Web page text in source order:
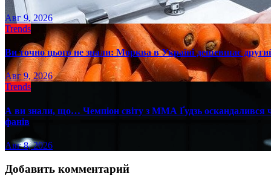
Авг 9, 2026
Trends
Ви точно цього не знали: Морква в Україні дешевшає
Авг 9, 2026
Trends
А ви знали, що… Чемпіон світу з ММА Ґудзь оскандалився
фанів
Авг 8, 2026
Добавить комментарий